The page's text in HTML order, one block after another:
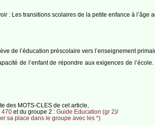
: Les transitions scolaires de la petite enfance à l’âge
de l’éducation préscolaire vers l’enseignement
de l’enfant de répondre aux exigences de
des MOTS-CLES de cet article,
470et du groupe 2 : Guide Education (gr 2)/
sa place dans le groupe avec les *)